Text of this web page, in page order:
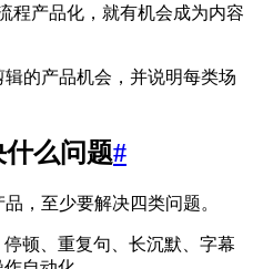
程产品化，就有机会成为内容
的产品机会，并说明每类场
么问题#
，至少要解决四类问题。
顿、重复句、长沉默、字幕